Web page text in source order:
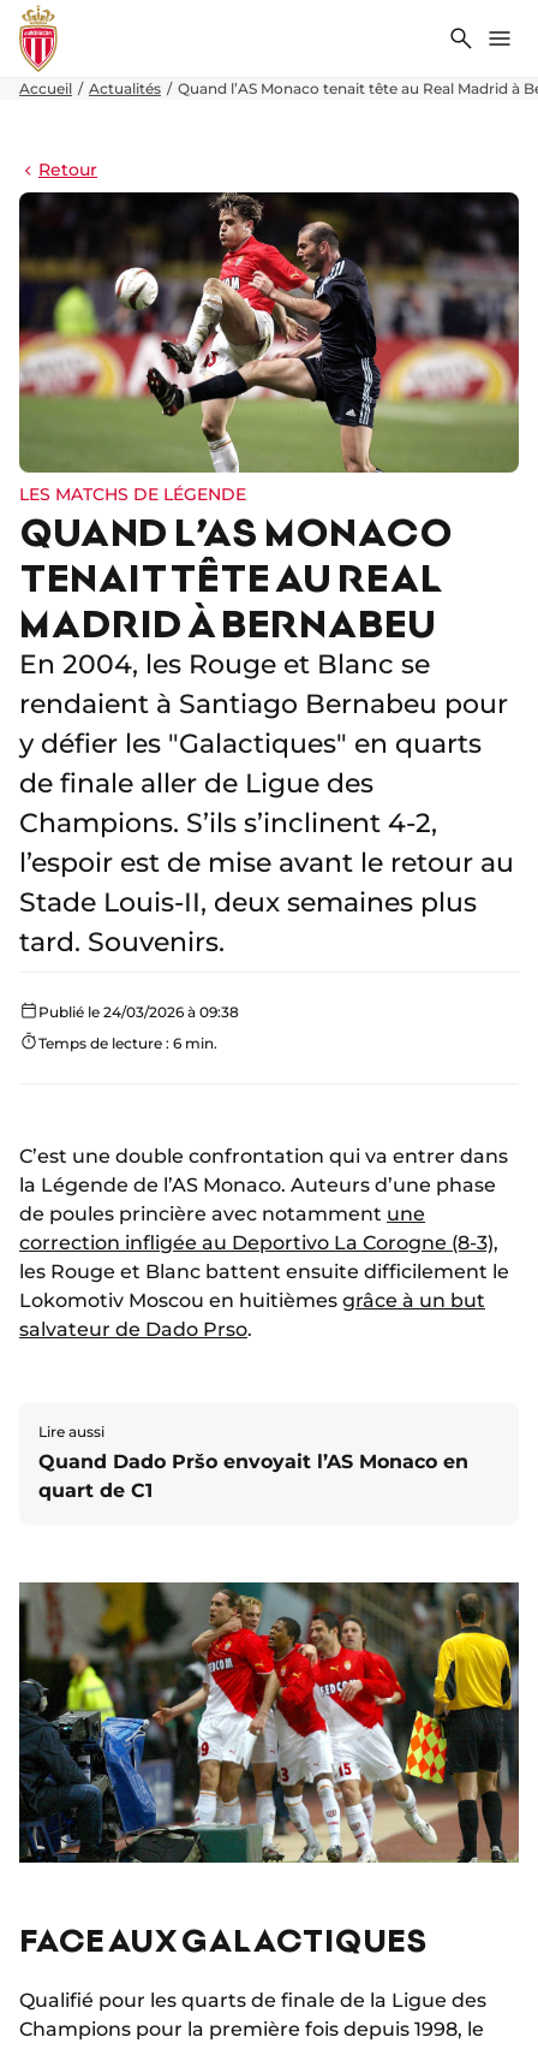
Accueil Actualités Quand l’AS Monaco tenait tête au Real Madrid à
Retour
LES MATCHS DE LÉGENDE
QUAND L’AS MONACO
TENAIT TÊTE AU REAL
MADRID À BERNABEU
En 2004, les Rouge et Blanc se
rendaient à Santiago Bernabeu pour
y défier les "Galactiques" en quarts
de finale aller de Ligue des
Champions. S’ils s’inclinent 4-2,
l’espoir est de mise avant le retour au
Stade Louis-II, deux semaines plus
tard. Souvenirs.
Publié le 24/03/2026 à 09:38
Temps de lecture : 6 min.
C’est une double confrontation qui va entrer dans
la Légende de l’AS Monaco. Auteurs d’une phase
de poules princière avec notamment une
correction infligée au Deportivo La Corogne (8-3),
les Rouge et Blanc battent ensuite difficilement le
Lokomotiv Moscou en huitièmes grâce à un but
salvateur de Dado Prso.
Lire aussi
Quand Dado Pršo envoyait l’AS Monaco en
quart de C1
FACE AUX GALACTIQUES
Qualifié pour les quarts de finale de la Ligue des
Champions pour la première fois depuis 1998, le